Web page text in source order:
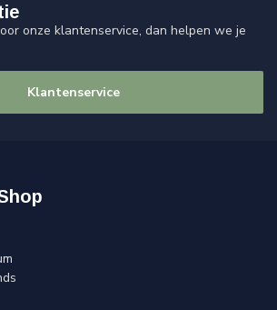
onze klantenservice, dan helpen we je
Klantenservice